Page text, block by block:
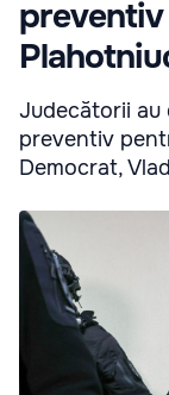
Judecătorii au
preventiv
Democrat,